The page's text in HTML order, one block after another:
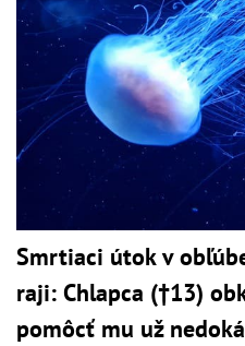
Smrtiaci útok v
raji: Chlapca (†13)
pomôcť mu už